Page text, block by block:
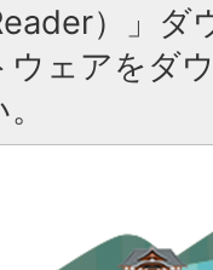
）」ダ
ウェアをダ